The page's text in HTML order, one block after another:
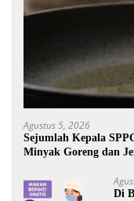
Agustus 5, 2026
Sejumlah Kepala
Minyak Goreng dan
Di